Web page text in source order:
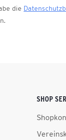
die
SHOP